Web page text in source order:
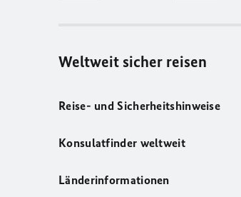
Weltweit sicher reisen
Reise- und Sicherheitshinweise
Konsulatfinder weltweit
Länderinformationen